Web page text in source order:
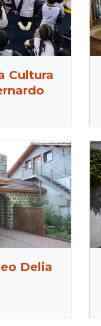
Cultura
Delia